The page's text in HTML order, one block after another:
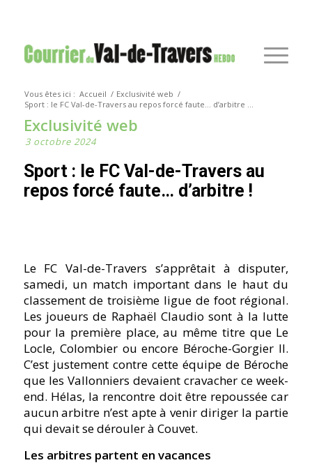
Vous êtes ici : Accueil / Exclusivité web /
Sport : le FC Val-de-Travers au repos forcé faute… d’arbitre ...
Exclusivité web
3 octobre 2024
Sport : le FC Val-de-Travers au
repos forcé faute… d’arbitre !
Le FC Val-de-Travers s’apprêtait à disputer,
samedi, un match important dans le haut du
classement de troisième ligue de foot régional.
Les joueurs de Raphaël Claudio sont à la lutte
pour la première place, au même titre que Le
Locle, Colombier ou encore Béroche-Gorgier II.
C’est justement contre cette équipe de Béroche
que les Vallonniers devaient cravacher ce week-
end. Hélas, la rencontre doit être repoussée car
aucun arbitre n’est apte à venir diriger la partie
qui devait se dérouler à Couvet.
Les arbitres partent en vacances